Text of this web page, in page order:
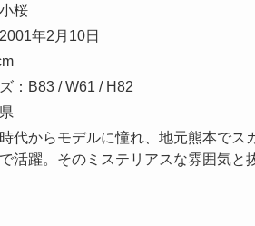
桜
年2月10日
：B83 / W61 / H82
代からモデルに憧れ、地元熊本で
活躍。そのミステリアスな雰囲気と